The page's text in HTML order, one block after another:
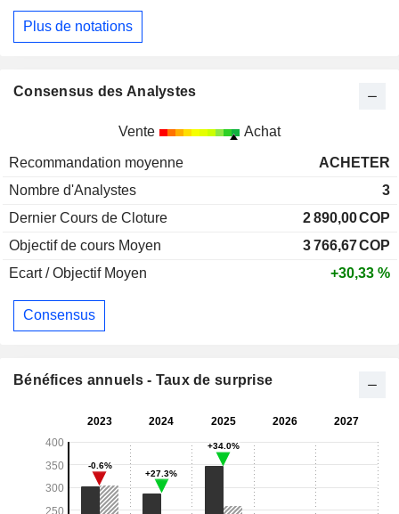
Plus de notations
Consensus des Analystes
Vente Achat
Recommandation moyenne
ACHETER
Nombre d'Analystes
3
Dernier Cours de Cloture
2 890,00COP
Objectif de cours Moyen
3 766,67COP
Ecart / Objectif Moyen
+30,33 %
Consensus
Bénéfices annuels - Taux de surprise